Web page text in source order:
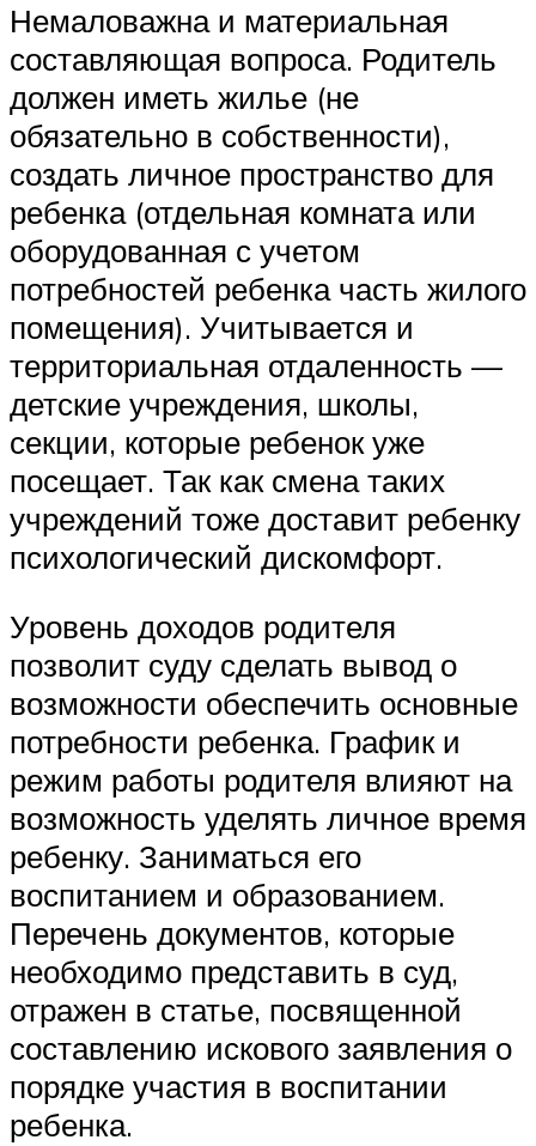
Немаловажна и материальная
составляющая вопроса. Родитель
должен иметь жилье (не
обязательно в собственности),
создать личное пространство для
ребенка (отдельная комната или
оборудованная с учетом
потребностей ребенка часть жилого
помещения). Учитывается и
территориальная отдаленность —
детские учреждения, школы,
секции, которые ребенок уже
посещает. Так как смена таких
учреждений тоже доставит ребенку
психологический дискомфорт.
Уровень доходов родителя
позволит суду сделать вывод о
возможности обеспечить основные
потребности ребенка. График и
режим работы родителя влияют на
возможность уделять личное время
ребенку. Заниматься его
воспитанием и образованием.
Перечень документов, которые
необходимо представить в суд,
отражен в статье, посвященной
составлению искового заявления о
порядке участия в воспитании
ребенка.